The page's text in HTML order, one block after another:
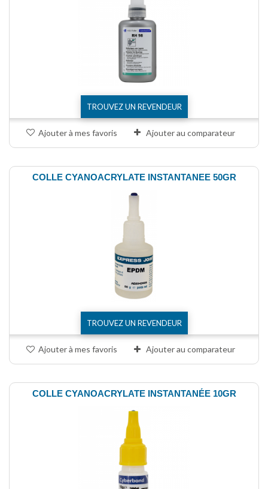
TROUVEZ UN REVENDEUR
Ajouter à mes favoris Ajouter au comparateur
COLLE CYANOACRYLATE INSTANTANEE 50GR
TROUVEZ UN REVENDEUR
Ajouter à mes favoris Ajouter au comparateur
COLLE CYANOACRYLATE INSTANTANÉE 10GR